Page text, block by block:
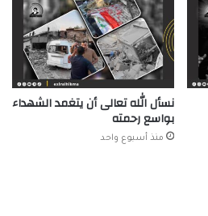
نسأل الله تعالى أن يتغمد الشهداء
بواسع رحمته
منذ أسبوع واحد